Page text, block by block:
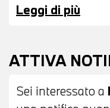
CRUISE
EMERGENZA -
POSSIBILITA'
Leggi di più
ATTIVA
Sei interessato a